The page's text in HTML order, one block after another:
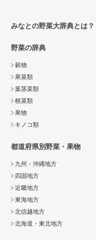
みなとの野菜大辞典とは？
野菜の辞典
穀物
果菜類
葉茎菜類
根菜類
果物
キノコ類
都道府県別野菜・果物
九州・沖縄地方
四国地方
近畿地方
東海地方
北信越地方
北海道・東北地方